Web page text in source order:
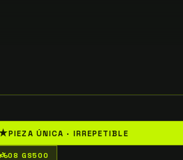
PIEZA ÚNICA · IRREPETIBLE
08 GS500